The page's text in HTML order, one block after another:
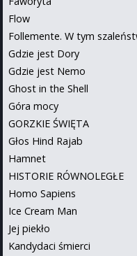
Flow
Follemente. W tym
Gdzie jest Dory
Gdzie jest Nemo
Ghost in the Shell
Góra mocy
GORZKIE ŚWIĘTA
Głos Hind Rajab
Hamnet
HISTORIE RÓWNOLEGŁE
Homo Sapiens
Ice Cream Man
Jej piekło
Kandydaci śmierci